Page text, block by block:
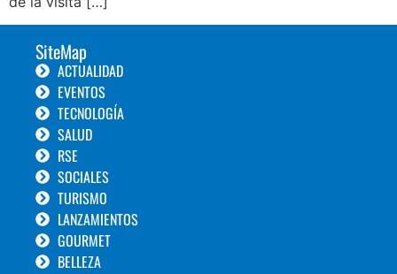
SiteMap
ACTUALIDAD
EVENTOS
TECNOLOGÍA
SALUD
RSE
SOCIALES
TURISMO
LANZAMIENTOS
GOURMET
BELLEZA